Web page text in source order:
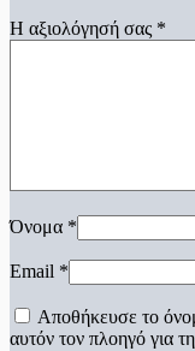
Η αξιολόγησή σας *
Όνομα *
Email *
Αποθήκευσε το
αυτόν τον πλοηγό για